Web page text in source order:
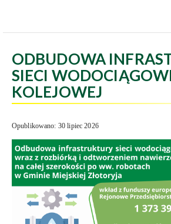
ODBUDOWA
SIECI
KOLEJOWEJ
Opublikowano: 30 lipiec 2026